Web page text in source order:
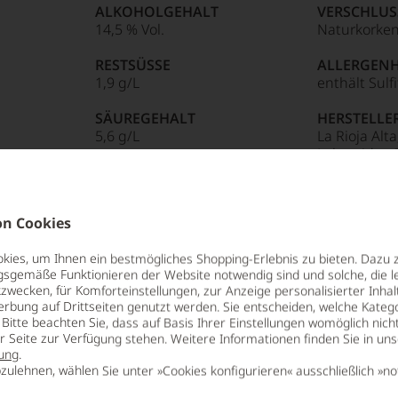
Cookies
um Ihnen ein bestmögliches Shopping-Erlebnis zu bieten. Dazu
Funktionieren der Website notwendig sind und solche, die
für Komforteinstellungen, zur Anzeige personalisierter
auf Drittseiten genutzt werden. Sie entscheiden, welche
beachten Sie, dass auf Basis Ihrer Einstellungen womöglich
Seite zur Verfügung stehen. Weitere Informationen finden Sie in
.
wählen Sie unter »Cookies konfigurieren« ausschließlich
Punkte:
ALKOHOLGEHALT
14,5 % Vol.
RESTSÜSSE
1,9 g/L
SÄUREGEHALT
5,6 g/L
Naturkorken
enthält
La Rioja
Labastida -
dort, wo die Erfolgsgeschichte
Weinkultur geworden. Verehrt wird
und authentischer Rioja-Kultur.
des 20. Jahrhunderts Weltruf. Einige